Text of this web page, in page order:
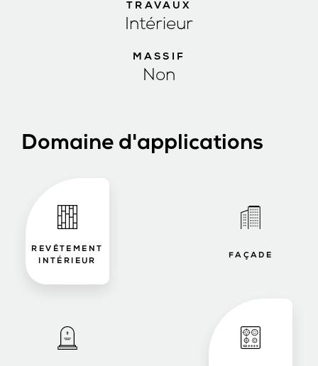
TRAVAUX
Intérieur
MASSIF
Non
Domaine d'applications
REVÊTEMENT
INTÉRIEUR
FAÇADE